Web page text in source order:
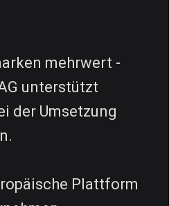
mehrwert -
unterstützt
der Umsetzung
Plattform